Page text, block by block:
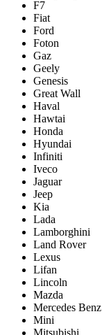
F7
Fiat
Ford
Foton
Gaz
Geely
Genesis
Great Wall
Haval
Hawtai
Honda
Hyundai
Infiniti
Iveco
Jaguar
Jeep
Kia
Lada
Lamborghini
Land Rover
Lexus
Lifan
Lincoln
Mazda
Mercedes Benz
Mini
Mitsubishi